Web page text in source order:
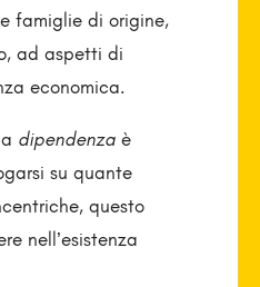
famiglie di origine,
ad aspetti di
economica.
dipendenzaè
su quante
questo
nell’esistenza